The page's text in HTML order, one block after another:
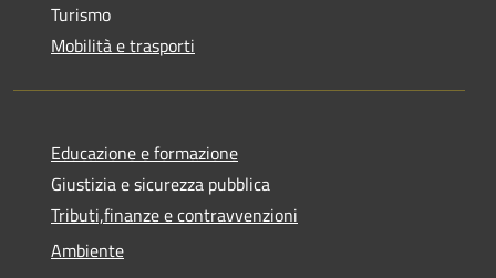
Turismo
Mobilità e trasporti
Educazione e formazione
Giustizia e sicurezza pubblica
Tributi,finanze e contravvenzioni
Ambiente